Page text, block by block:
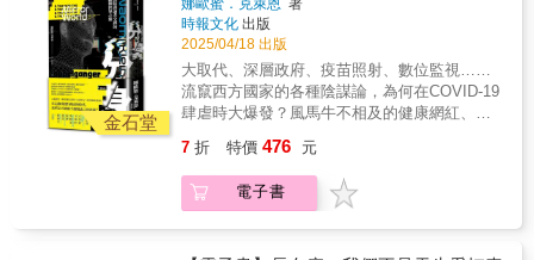
節水位，擴大土地面積以進行農業活動和定
居；荷蘭風車不僅是排水工具，更是輔助農業
和工業生產的重要設施。在能源轉型方面，荷
蘭政府於2017至2018年間啟動了大規模的能源
改革，並且訂定至2030年的離岸風電路徑規
劃。荷蘭的能源政策變革不僅是出於氣候目標
的考量，還考慮到經濟效益和長期投資的穩定
獲得更多新的思路與啟發！本書描繪了荷蘭人
與荷蘭社會如何順應自然環境變化，以及歷經
政治、經濟、社會與文化等層面的變遷。荷蘭
是我們從未認真去面對。這是一場殘酷的現實
課程，也是一場深刻的思辨之旅。隨著閱讀的
推進，你會發現作者的經歷彷彿變成了你的親
身體驗。從一開始的尷尬與不適，到逐漸（即
使無法完全自在）接受這場思維實驗，一步步
深入探討這些棘手的問題。
成這本完整的報導紀實，揭露一場「違背科學
與民意」的立法運動背後的運行，將「遊戲成
癮 VS. 個人自由」的探討，延伸至「社會治理
& 政權操作」的內幕，反映各界真實聲音的同
時，促使大家反思政府權力界線的劃分。敏銳
相，正是地方記者的強項與使命所在，這絕不
僅是「一則地方故事」。
照彥三人列席，宣布發現全新萬能細胞「STAP
細胞」，震撼學界。 雖然此前已有萬能細胞問
世，但小保方等人宣稱，只要對動物體細胞施
加簡單的外部刺激，就能使其變為STAP細胞，
得以進一步生成任何一種體細胞。這開啟了改
寫細胞狀態的可能。加上製作方法、效率都更
為優異，有望大幅應用於再生醫療，被視為劃
國權威期刊《自然》，引起全球熱議，而主導
此項研究的小保方晴子也成為冉冉新星。作為
年輕研究員，小保方展現的研究熱忱與做出的
金石堂
娜歐蜜．克萊恩 著
時報文化 出版
2025/04/18 出版
大取代、深層政府、疫苗照射、數位監視……
流竄西方國家的各種陰謀論，為何在COVID-19
肆虐時大爆發？風馬牛不相及的健康網紅、極
了，所以無法認真；太認真了，所以無法荒
謬。在這個集體暈眩的時代，我們是否能攜手
撥開謠言的迷霧？如果某天你發現自己多了一
7 折 特價 476 元
電子書